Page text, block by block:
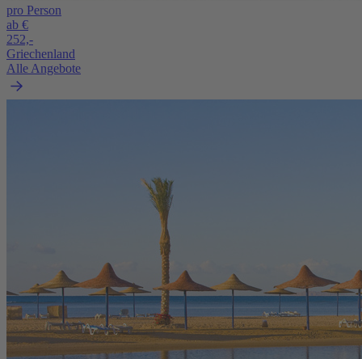
pro Person
ab €
252,-
Griechenland
Alle Angebote